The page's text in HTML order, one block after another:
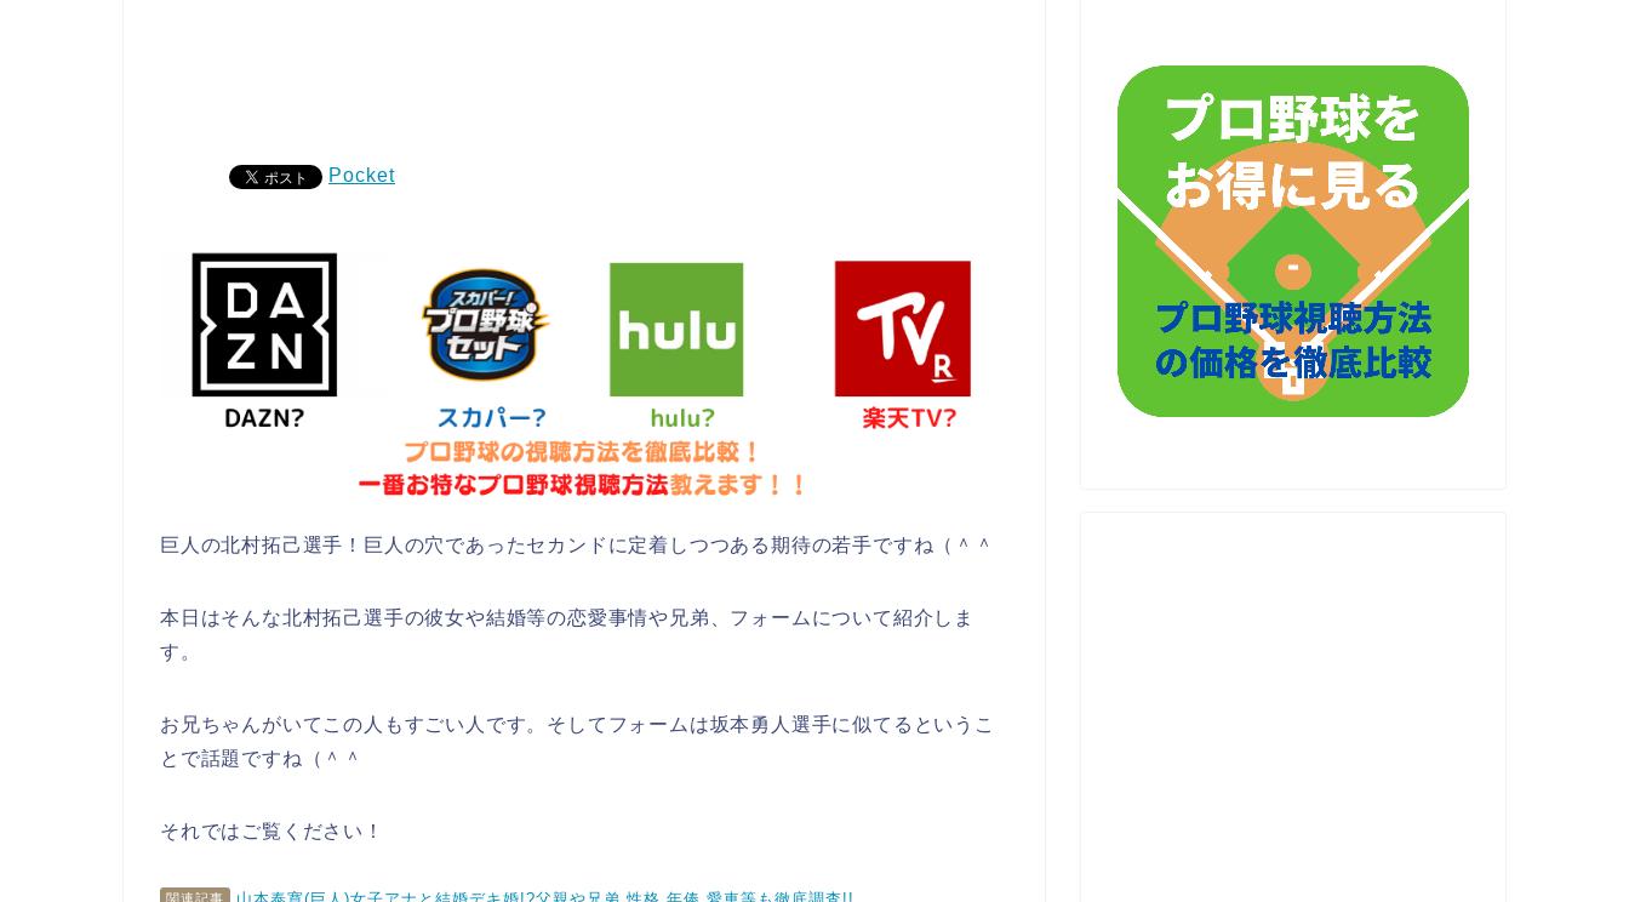
Pocket
巨人の北村拓己選手！巨人の穴であったセカンドに定着しつつある期待の若手ですね（＾＾
本日はそんな北村拓己選手の彼女や結婚等の恋愛事情や兄弟、フォームについて紹介しま
す。
お兄ちゃんがいてこの人もすごい人です。そしてフォームは坂本勇人選手に似てるというこ
とで話題ですね（＾＾
それではご覧ください！
関連記事